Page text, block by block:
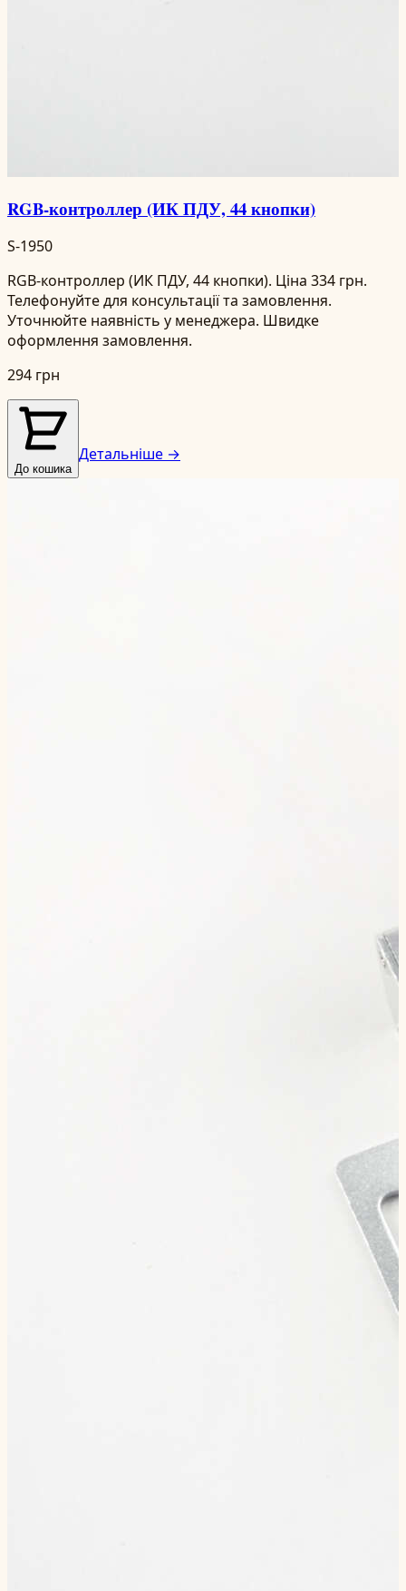
RGB-контроллер (ИК ПДУ, 44 кнопки)
S-1950
RGB-контроллер (ИК ПДУ, 44 кнопки). Ціна 334 грн.
Телефонуйте для консультації та замовлення.
Уточнюйте наявність у менеджера. Швидке
оформлення замовлення.
294 грн
До кошика
Детальніше →